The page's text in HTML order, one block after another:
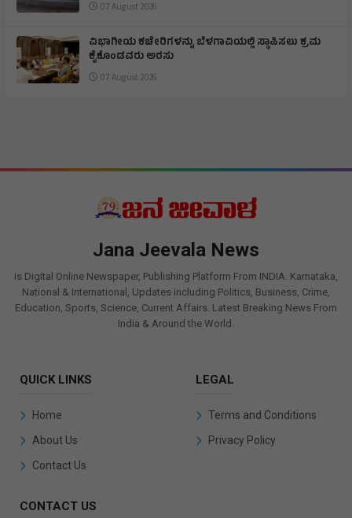
07 August 2026
ವಿಭಾಗೀಯ ಕಚೇರಿಗಳನ್ನು ಬೆಳಗಾವಿಯಲ್ಲಿ ಸ್ಥಾಪಿಸಲು ಕ್ರಮ
ಕೈಕೊಂಡವರು ಅರಸು
07 August 2026
Jana Jeevala News
is Digital Online Newspaper, Publishing Platform From INDIA. Karnataka,
National & International, Updates including Politics, Business, Crime,
Education, Sports, Science, Current Affairs. Latest Breaking News From
India & Around the World.
QUICK LINKS
Home
About Us
Contact Us
LEGAL
Terms and Conditions
Privacy Policy
CONTACT US